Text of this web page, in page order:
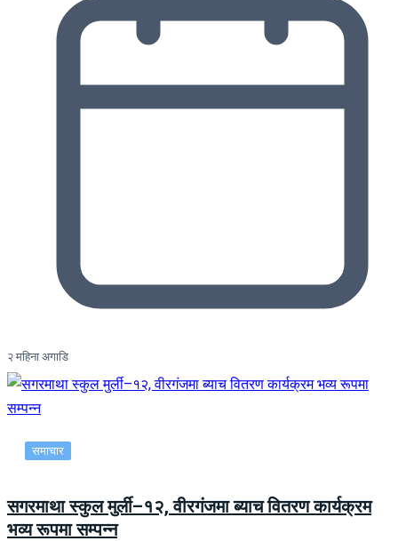
२ महिना अगाडि
समाचार
सगरमाथा स्कुल मुर्ली–१२, वीरगंजमा ब्याच वितरण कार्यक्रम
भव्य रूपमा सम्पन्न